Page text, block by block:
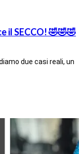
il SECCO! 🤣🤣🤣
due casi reali, un